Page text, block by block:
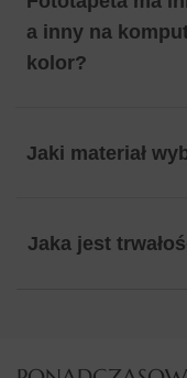
a inny na
kolor?
Jaki materiał
Jaka jest